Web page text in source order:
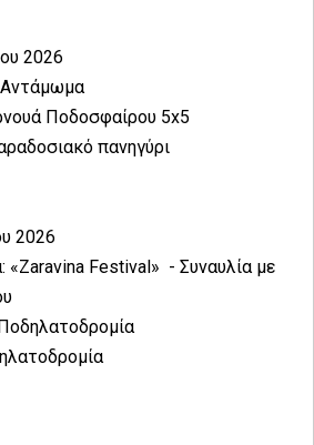
2026
Αντάμωμα
Ποδοσφαίρου 5x5
πανηγύρι
2026
«Zaravina Festival» - Συναυλία με